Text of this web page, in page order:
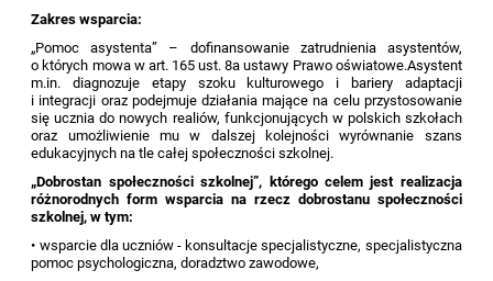
Zakres wsparcia:
„Pomoc asystenta” – dofinansowanie zatrudnienia asystentów,
o których mowa w art. 165 ust. 8a ustawy Prawo oświatowe.Asystent
m.in. diagnozuje etapy szoku kulturowego i bariery adaptacji
i integracji oraz podejmuje działania mające na celu przystosowanie
się ucznia do nowych realiów, funkcjonujących w polskich szkołach
oraz umożliwienie mu w dalszej kolejności wyrównanie szans
edukacyjnych na tle całej społeczności szkolnej.
„Dobrostan społeczności szkolnej”, którego celem jest realizacja
różnorodnych form wsparcia na rzecz dobrostanu społeczności
szkolnej, w tym:
• wsparcie dla uczniów - konsultacje specjalistyczne, specjalistyczna
pomoc psychologiczna, doradztwo zawodowe,